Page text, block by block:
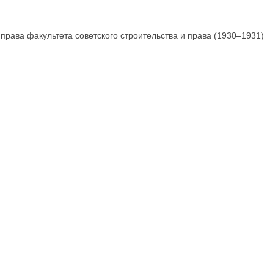
факультета советского строительства и права (1930–1931).